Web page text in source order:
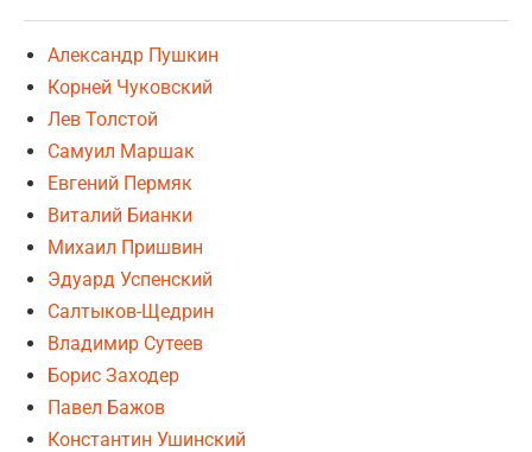
Александр Пушкин
Корней Чуковский
Лев Толстой
Самуил Маршак
Евгений Пермяк
Виталий Бианки
Михаил Пришвин
Эдуард Успенский
Салтыков-Щедрин
Владимир Сутеев
Борис Заходер
Павел Бажов
Константин Ушинский